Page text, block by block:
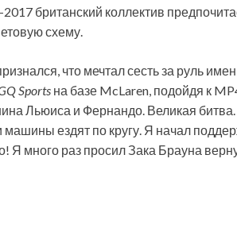
британский коллектив
схему.
что мечтал сесть за руль
Sports на базе McLaren, подойдя к
Льюиса и Фернандо. Великая битва.
ездят по кругу. Я начал
Я много раз просил Зака Брауна